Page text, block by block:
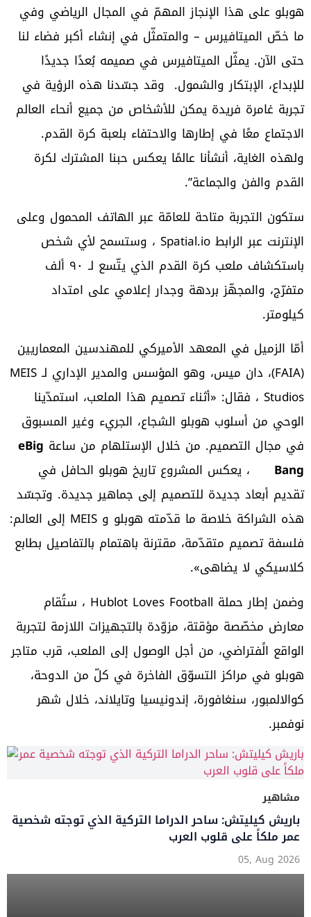
هوبلو على هذا الإنجاز المهمّ في المجال الرياضي وفي
ما خصّ الميتافيرس – والمتمثّل في إنشاء أكبر فضاء لنا
حتى الآن. يمثّل الميتافيرس في صميمه بُعدًا جديدًا
للإبداع، الإبتكار والشمول. وقد جسّدنا هذه الرؤية في
تجربة غامرة فريدة يمكن للأشخاص من جميع أنحاء العالم
الاجتماع معًا في إطارها والاحتفاء بلعبة كرة القدم.
ولهذه الغاية، أنشأنا عالمًا يعكس حبنا المشترك لكرة
القدم والفن والجماعة”.
ستكون التجربة متاحة للعامّة عبر الهاتف المحمول وعلى
الإنترنت عبر الرابط Spatial.io ، وستسمح لأي شخص
باستكشاف ملعب كرة القدم الذي يتّسع لـ ٩٠ ألف
متفرّج، والمجهّز بردهة وجدار إعلامي على امتداد
كيلومتر.
أمّا الزميل في المعهد الأميركي للمهندسين المعماريين
(FAIA)، دان ميس، وهو المؤسس والمدير الإداري لـ MEIS
Studios ، فقال: «أثناء تصميم هذا الملعب، استمدّينا
الوحي من أسلوب هوبلو الشجاع، الجريء وغير المسبوق
في مجال التصميم. من خلال الإستلهام من ساعة Big
Bang ، يعكس المشروع تاريخ هوبلو الحافل في
تقديم أبعاد جديدة للتصميم إلى جماهير جديدة. وتجسّد
هذه الشراكة خلاصة ما قدّمته هوبلو و MEIS إلى العالم:
فلسفة تصميم متقدّمة، مقترنة باهتمام بالتفاصيل بطابع
كلاسيكي لا يضاهى».
وضمن إطار حملة Hublot Loves Football ، ستُقام
معارض مخصّصة مؤقتة، مزوّدة بالتجهيزات اللازمة لتجربة
الواقع الًفتراضي، من أجل الوصول إلى الملعب، قرب متاجر
هوبلو في مراكز التسوّق الفاخرة في كلّ من الدوحة،
كوالالمبور، سنغافورة، إندونيسيا وتايلاند، خلال شهر
نوفمبر.
مشاهير
باريش كيليتش: ساحر الدراما التركية الذي توجته شخصية
عمر ملكاً على قلوب العرب
05, Aug 2026